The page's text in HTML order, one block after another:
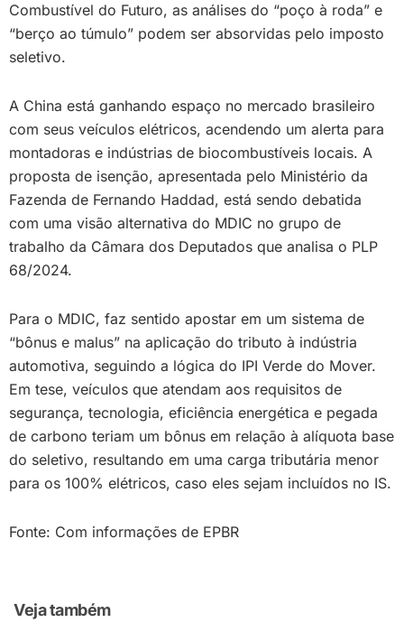
Combustível do Futuro, as análises do “poço à roda” e
“berço ao túmulo” podem ser absorvidas pelo imposto
seletivo.
A China está ganhando espaço no mercado brasileiro
com seus veículos elétricos, acendendo um alerta para
montadoras e indústrias de biocombustíveis locais. A
proposta de isenção, apresentada pelo Ministério da
Fazenda de Fernando Haddad, está sendo debatida
com uma visão alternativa do MDIC no grupo de
trabalho da Câmara dos Deputados que analisa o PLP
68/2024.
Para o MDIC, faz sentido apostar em um sistema de
“bônus e malus” na aplicação do tributo à indústria
automotiva, seguindo a lógica do IPI Verde do Mover.
Em tese, veículos que atendam aos requisitos de
segurança, tecnologia, eficiência energética e pegada
de carbono teriam um bônus em relação à alíquota base
do seletivo, resultando em uma carga tributária menor
para os 100% elétricos, caso eles sejam incluídos no IS.
Fonte: Com informações de EPBR
Veja também